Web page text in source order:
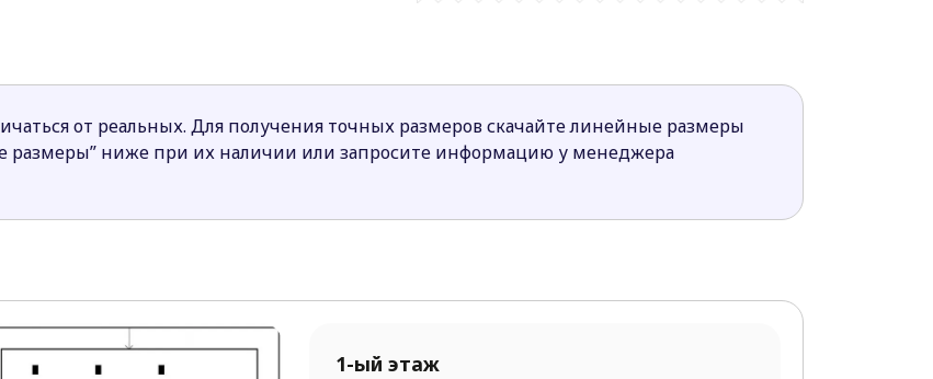
от реальных. Для получения точных размеров скачайте линейные размеры
размеры” ниже при их наличии или запросите информацию у менеджера
1-ый этаж